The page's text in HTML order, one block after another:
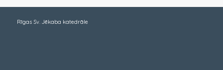
Rīgas Sv. Jēkaba katedrāle